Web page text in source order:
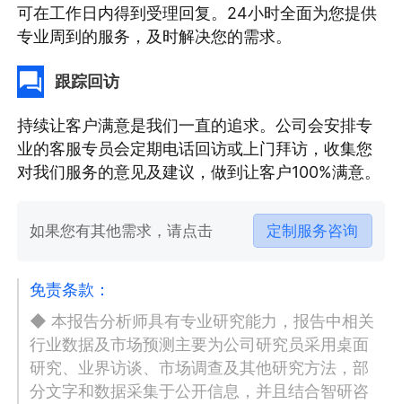
可在工作日内得到受理回复。24小时全面为您提供
专业周到的服务，及时解决您的需求。
跟踪回访
持续让客户满意是我们一直的追求。公司会安排专
业的客服专员会定期电话回访或上门拜访，收集您
对我们服务的意见及建议，做到让客户100%满意。
如果您有其他需求，请点击 定制服务咨询
免责条款：
◆ 本报告分析师具有专业研究能力，报告中相关
行业数据及市场预测主要为公司研究员采用桌面
研究、业界访谈、市场调查及其他研究方法，部
分文字和数据采集于公开信息，并且结合智研咨